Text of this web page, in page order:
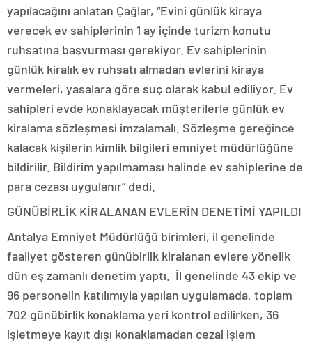
yapılacağını anlatan Çağlar, “Evini günlük kiraya
verecek ev sahiplerinin 1 ay içinde turizm konutu
ruhsatına başvurması gerekiyor. Ev sahiplerinin
günlük kiralık ev ruhsatı almadan evlerini kiraya
vermeleri, yasalara göre suç olarak kabul ediliyor. Ev
sahipleri evde konaklayacak müşterilerle günlük ev
kiralama sözleşmesi imzalamalı. Sözleşme gereğince
kalacak kişilerin kimlik bilgileri emniyet müdürlüğüne
bildirilir. Bildirim yapılmaması halinde ev sahiplerine de
para cezası uygulanır” dedi.
GÜNÜBİRLİK KİRALANAN EVLERİN DENETİMİ YAPILDI
Antalya Emniyet Müdürlüğü birimleri, il genelinde
faaliyet gösteren günübirlik kiralanan evlere yönelik
dün eş zamanlı denetim yaptı. İl genelinde 43 ekip ve
96 personelin katılımıyla yapılan uygulamada, toplam
702 günübirlik konaklama yeri kontrol edilirken, 36
işletmeye kayıt dışı konaklamadan cezai işlem